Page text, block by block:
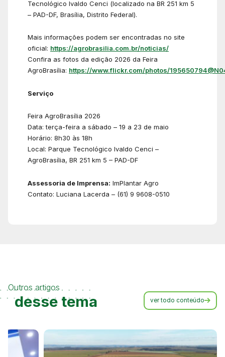
Tecnológico Ivaldo Cenci (localizado na BR 251 km 5
– PAD-DF, Brasília, Distrito Federal).
Mais informações podem ser encontradas no site
oficial: https://agrobrasilia.com.br/noticias/
Confira as fotos da edição 2026 da Feira
AgroBrasília: https://www.flickr.com/photos/
Serviço
Feira AgroBrasília 2026
Data: terça-feira a sábado – 19 a 23 de maio
Horário: 8h30 às 18h
Local: Parque Tecnológico Ivaldo Cenci –
AgroBrasília, BR 251 km 5 – PAD-DF
Assessoria de Imprensa: ImPlantar Agro
Contato: Luciana Lacerda – (61) 9 9608-0510
Outros artigos
desse tema ver todo conteúdo